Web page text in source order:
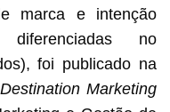
marca e intenção
diferenciadas no
foi publicado na
Marketing